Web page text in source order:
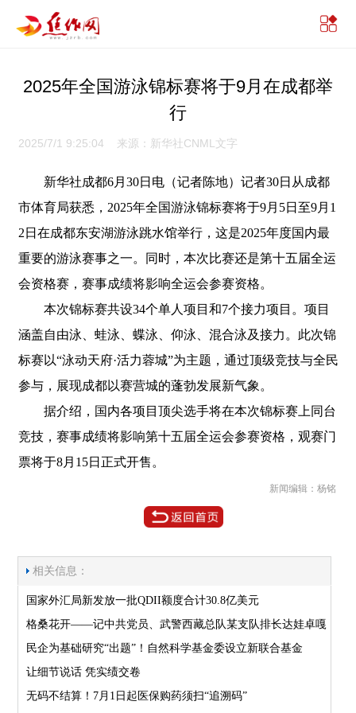
2025年全国游泳锦标赛将于9月在成都举
行
2025/7/1 9:25:04 来源：新华社CNML文字
新华社成都6月30日电（记者陈地）记者30日从成都
市体育局获悉，2025年全国游泳锦标赛将于9月5日至9月1
2日在成都东安湖游泳跳水馆举行，这是2025年度国内最
重要的游泳赛事之一。同时，本次比赛还是第十五届全运
会资格赛，赛事成绩将影响全运会参赛资格。
本次锦标赛共设34个单人项目和7个接力项目。项目
涵盖自由泳、蛙泳、蝶泳、仰泳、混合泳及接力。此次锦
标赛以“泳动天府·活力蓉城”为主题，通过顶级竞技与全民
参与，展现成都以赛营城的蓬勃发展新气象。
据介绍，国内各项目顶尖选手将在本次锦标赛上同台
竞技，赛事成绩将影响第十五届全运会参赛资格，观赛门
票将于8月15日正式开售。
新闻编辑：杨铭
相关信息：
国家外汇局新发放一批QDII额度合计30.8亿美元
格桑花开——记中共党员、武警西藏总队某支队排长达娃卓嘎
民企为基础研究“出题”！自然科学基金委设立新联合基金
让细节说话 凭实绩交卷
无码不结算！7月1日起医保购药须扫“追溯码”